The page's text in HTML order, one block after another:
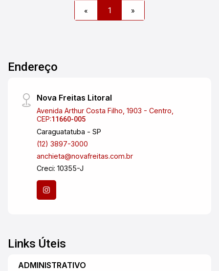
« 1 »
Endereço
Nova Freitas Litoral
Avenida Arthur Costa Filho, 1903 - Centro,
CEP:11660-005
Caraguatatuba - SP
(12) 3897-3000
anchieta@novafreitas.com.br
Creci: 10355-J
Links Úteis
ADMINISTRATIVO